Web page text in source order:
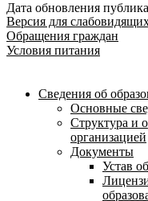
Дата обновления
Версия для
Обращения граждан
Условия питания
Сведения об
Основные
Структура и
организацией
Документы
Устав